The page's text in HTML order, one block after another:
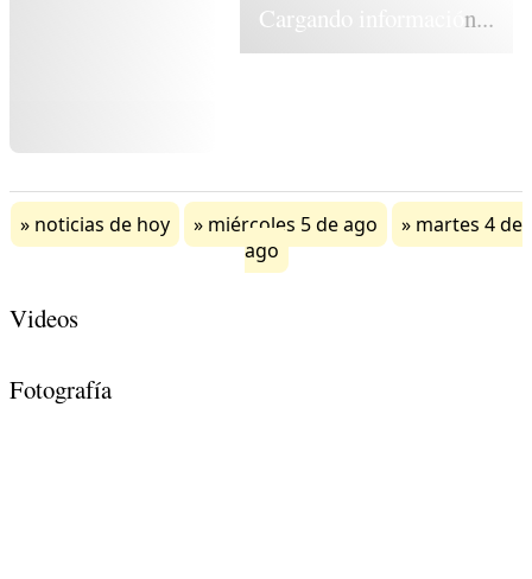
Cargando información...
noticias de hoy miércoles 5 de ago
martes 4 de
ago
Videos
Fotografía